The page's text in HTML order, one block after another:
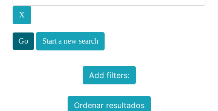
Start a new search
Add filters:
Ordenar resultados